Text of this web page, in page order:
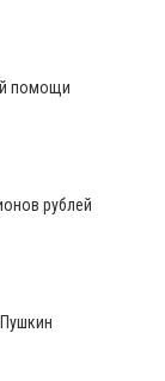
помощи
рублей